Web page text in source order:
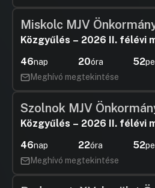
Miskolc MJV
Közgyűlés – 2026 II. félévi
46nap 20óra 52
Meghívó megtekintése
Szolnok MJV
Közgyűlés – 2026 II. félévi
46nap 22óra 52
Meghívó megtekintése